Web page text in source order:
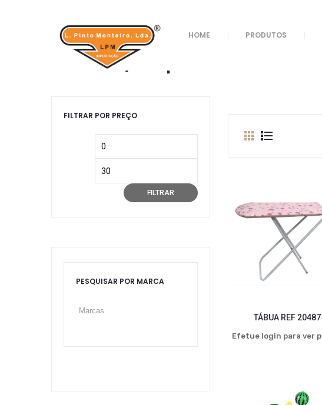
HOME PRODUTOS
Loja /Brinquedos / Cozinha/Limpeza
Cozinha/Limpeza
FILTRAR POR PREÇO
Preço
mínimo
FILTRAR
PESQUISAR POR MARCA
TÁBUA REF 20487
Efetue login para ver